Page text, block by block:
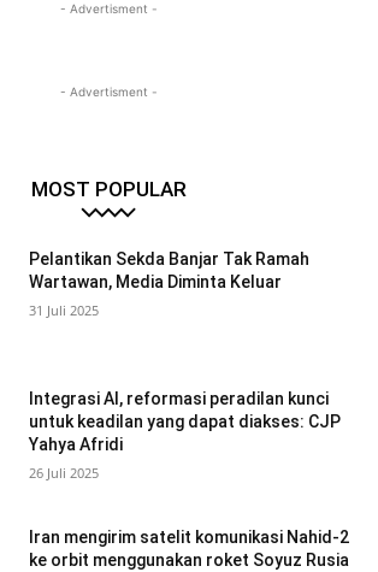
- Advertisment -
- Advertisment -
MOST POPULAR
Pelantikan Sekda Banjar Tak Ramah
Wartawan, Media Diminta Keluar
31 Juli 2025
Integrasi AI, reformasi peradilan kunci
untuk keadilan yang dapat diakses: CJP
Yahya Afridi
26 Juli 2025
Iran mengirim satelit komunikasi Nahid-2
ke orbit menggunakan roket Soyuz Rusia